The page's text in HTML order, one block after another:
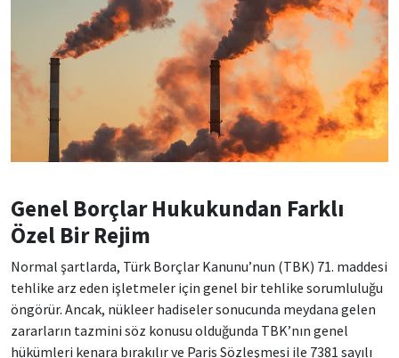
Genel Borçlar Hukukundan Farklı
Özel Bir Rejim
Normal şartlarda, Türk Borçlar Kanunu’nun (TBK) 71. maddesi
tehlike arz eden işletmeler için genel bir tehlike sorumluluğu
öngörür. Ancak, nükleer hadiseler sonucunda meydana gelen
zararların tazmini söz konusu olduğunda TBK’nın genel
hükümleri kenara bırakılır ve Paris Sözleşmesi ile 7381 sayılı